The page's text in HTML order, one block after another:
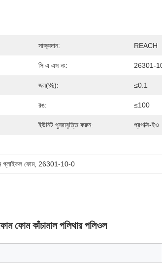
সাক্ষ্যদান: REACH
সি এ এস নং: 26301-
জল(%): ≤0.1
রঙ: ≤100
ইউনিট পুনরাবৃত্তি করুন: প্রপক্সি-ইও
গ্লাইকল ফোম, 26301-10-0
কাঁচামাল পলিথার পলিওল